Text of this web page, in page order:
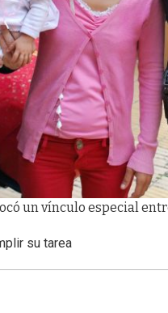
un vínculo especial
su tarea